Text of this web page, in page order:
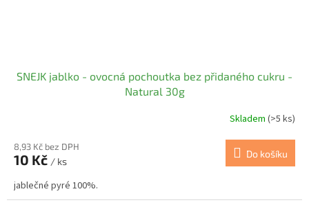
SNEJK jablko - ovocná pochoutka bez přidaného cukru -
Natural 30g
Skladem (>5 ks)
8,93 Kč bez DPH
10 Kč / ks
Do košíku
jablečné pyré 100%.